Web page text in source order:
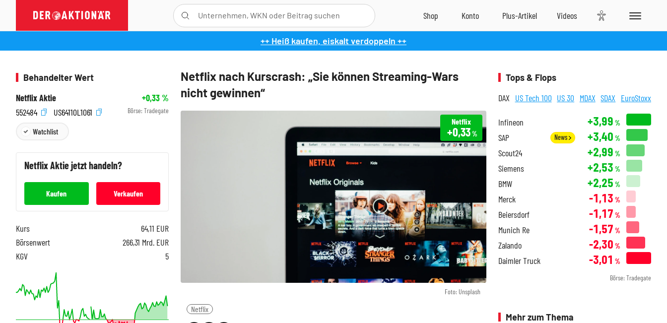
++ Heiß kaufen, eiskalt verdoppeln ++
Netflix nach Kurscrash: „Sie können Streaming-Wars
nicht gewinnen“
Foto: Unsplash
Netflix
+0,33%
Netflix
Behandelter Wert
Netflix Aktie
+0,33%
552484
US64110L1061 Börse: Tradegate
Watchlist
NetflixAktie jetzt handeln?
Kaufen Verkaufen
Kurs 64,11 EUR
Börsenwert
266,31 Mrd. EUR
KGV
5
Tops & Flops
DAX US Tech 100 US 30 MDAX SDAX EuroStoxx
Infineon +3,99 %
SAP News +3,40 %
Scout24 +2,99 %
Siemens +2,53 %
BMW +2,25 %
Merck -1,13 %
Beiersdorf -1,17 %
Munich Re -1,57 %
Zalando -2,30 %
Daimler Truck -3,01 %
Börse: Tradegate
Mehr zum Thema